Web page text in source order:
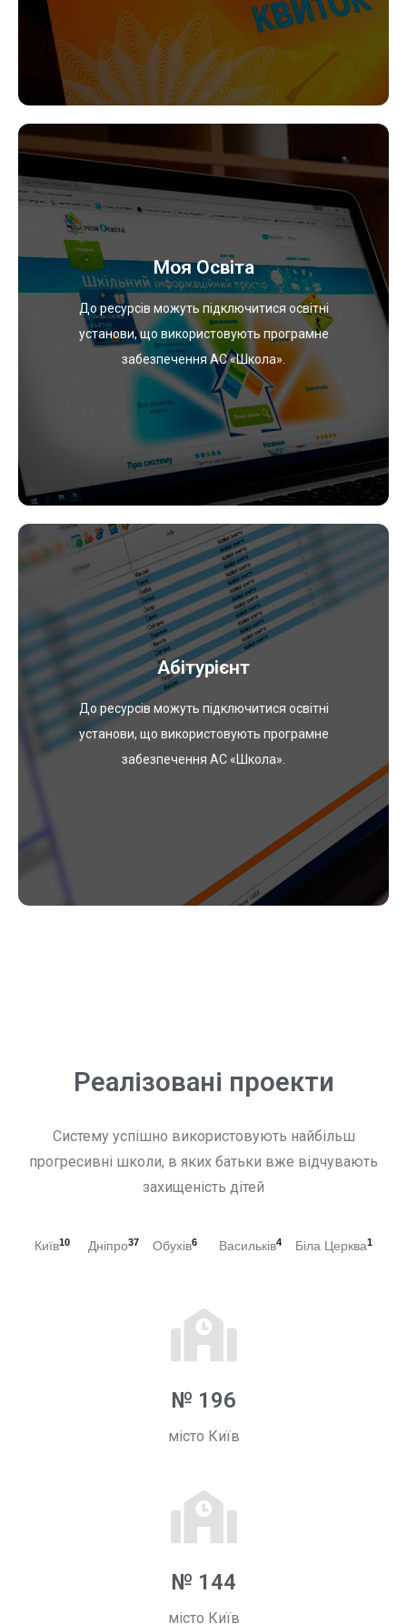
Учнівський квиток
Моя Освіта
До ресурсів можуть підключитися освітні
установи, що використовують програмне
забезпечення АС «Школа».
Моя Освіта
Повна інформація про навчально-виховний
процес учня: відвідування, розклад, домашнє
завдання та оцінки, доступна батькам в їх
особистому кабінеті на Інтернет порталі «Моя
Освіта».
Абітурієнт
До ресурсів можуть підключитися освітні
установи, що використовують програмне
забезпечення АС «Школа».
Професійні методисти розробили тести для Вас
згідно вимог програми ЗНО та з урахуванням
характеристик тестів з відповідних предметів.
Програми та характеристики тестів розміщено на
сайті УЦОЯО у розділі «Підготовка до ЗНО».
Переглянути
Реалізовані проекти
Систему успішно використовують найбільш
прогресивні школи, в яких батьки вже відчувають
захищеність дітей
Київ10 Дніпро37 Обухів6 Васильків4 Біла Церква1
№ 196
місто Київ
№ 144
місто Київ